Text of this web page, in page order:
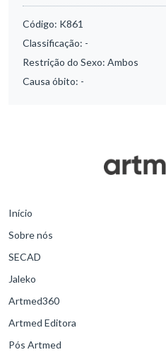
Código: K861
Classificação: -
Restrição do Sexo: Ambos
Causa óbito: -
Início
Sobre nós
SECAD
Jaleko
Artmed360
Artmed Editora
Pós Artmed